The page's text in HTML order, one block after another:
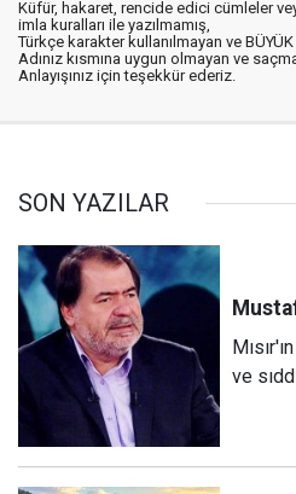
Küfür, hakaret, rencide edici cümleler
imla kuralları ile yazılmamış,
Türkçe karakter kullanılmayan ve
Adınız kısmına uygun olmayan ve
Anlayışınız için teşekkür ederiz.
SON YAZILAR
ve